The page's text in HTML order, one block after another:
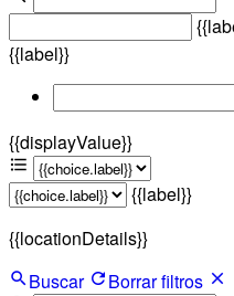
{{label}}
{{displayValue}}
{{label}}
{{locationDetails}}
Buscar
Borrar filtros